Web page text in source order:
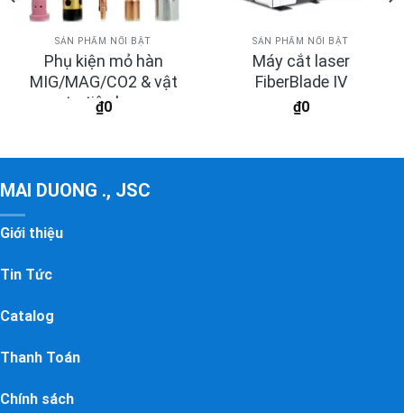
SẢN PHẨM NỔI BẬT
Phụ kiện mỏ hàn
MIG/MAG/CO2 & vật
tư tiêu hao
₫0
SẢN PHẨM NỔI BẬT
Máy cắt laser
FiberBlade IV
₫0
MAI DUONG ., JSC
Giới thiệu
Tin Tức
Catalog
Thanh Toán
Chính sách